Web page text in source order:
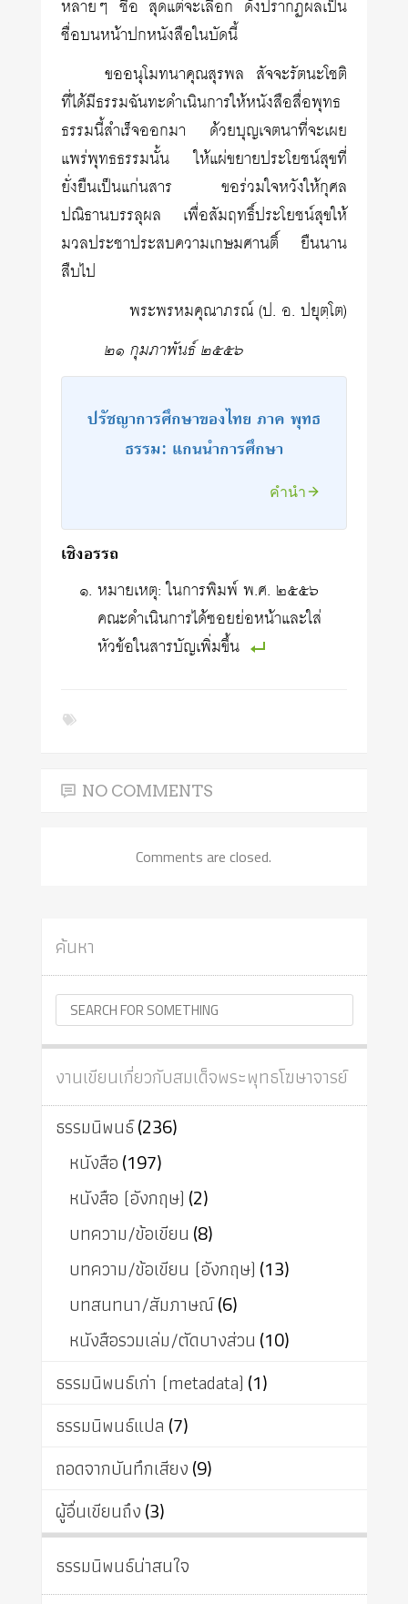
หลายๆ ชื่อ สุดแต่จะเลือก ดังปรากฏผลเป็น
ชื่อบนหน้าปกหนังสือในบัดนี้
ขออนุโมทนาคุณสุรพล สัจจะรัตนะโชติ
ที่ได้มีธรรมฉันทะดำเนินการให้หนังสือสื่อพุทธ
ธรรมนี้สำเร็จออกมา ด้วยบุญเจตนาที่จะเผย
แพร่พุทธธรรมนั้น ให้แผ่ขยายประโยชน์สุขที่
ยั่งยืนเป็นแก่นสาร ขอร่วมใจหวังให้กุศล
ปณิธานบรรลุผล เพื่อสัมฤทธิ์ประโยชน์สุขให้
มวลประชาประสบความเกษมศานติ์ ยืนนาน
สืบไป
พระพรหมคุณาภรณ์ (ป. อ. ปยุตฺโต)
๒๑ กุมภาพันธ์ ๒๕๕๖
ปรัชญาการศึกษาของไทย ภาค พุทธ
ธรรม: แกนนำการศึกษา
คำนำ
เชิงอรรถ
หมายเหตุ: ในการพิมพ์ พ.ศ. ๒๕๕๖
คณะดำเนินการได้ซอยย่อหน้าและใส่
หัวข้อในสารบัญเพิ่มขึ้น
NO COMMENTS
Comments are closed.
ค้นหา
งานเขียนเกี่ยวกับสมเด็จพระพุทธโฆษาจารย์
ธรรมนิพนธ์(236)
หนังสือ(197)
หนังสือ (อังกฤษ) (2)
บทความ/ข้อเขียน (8)
บทความ/ข้อเขียน (อังกฤษ) (13)
บทสนทนา/สัมภาษณ์(6)
หนังสือรวมเล่ม/ตัดบางส่วน (10)
ธรรมนิพนธ์เก่า (metadata) (1)
ธรรมนิพนธ์แปล (7)
ถอดจากบันทึกเสียง(9)
ผู้อื่นเขียนถึง(3)
ธรรมนิพนธ์น่าสนใจ